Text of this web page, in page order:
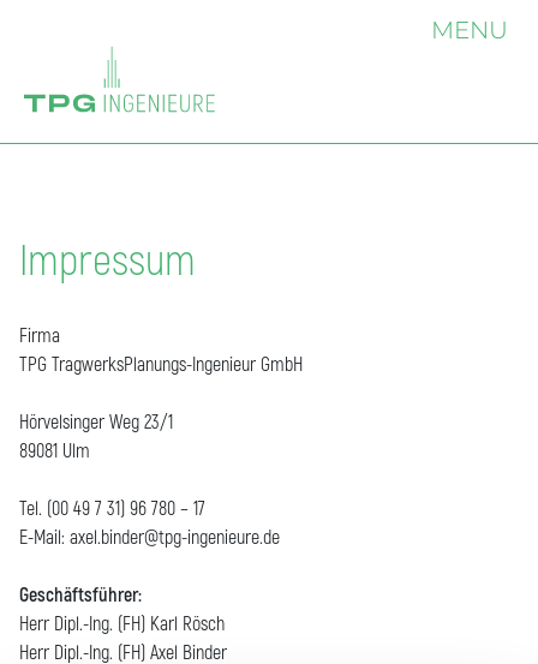
MENU
Impressum
Firma
TPG TragwerksPlanungs-Ingenieur GmbH
Hörvelsinger Weg 23/1
89081 Ulm
Tel. (00 49 7 31) 96 780 – 17
E-Mail: axel.binder@tpg-ingenieure.de
Geschäftsführer:
Herr Dipl.-Ing. (FH) Karl Rösch
Herr Dipl.-Ing. (FH) Axel Binder